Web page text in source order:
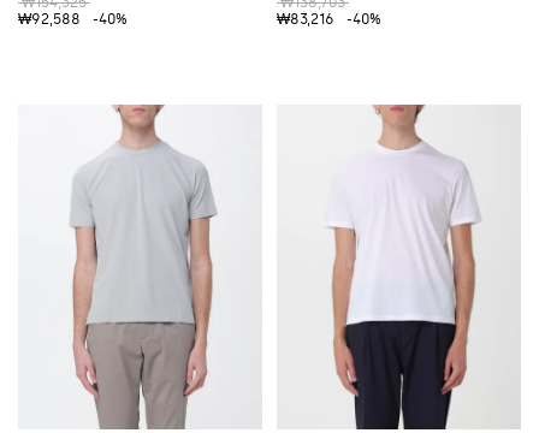
₩92,588
-40%
₩83,216
-40%